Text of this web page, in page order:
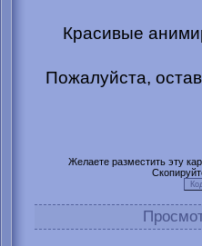
Красивые
Пожалуйста,
Желаете разместить эту